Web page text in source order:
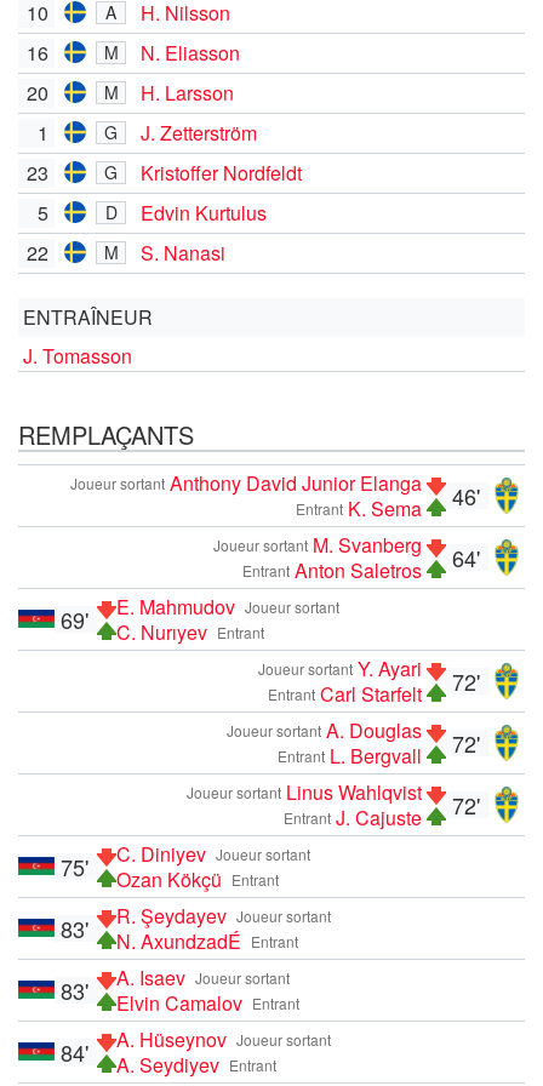
10 A
H. Nilsson
16
M
N. Eliasson
20
M
H. Larsson
1
G
J. Zetterström
23
G
Kristoffer Nordfeldt
5
D
Edvin Kurtulus
22
M S. Nanasi
ENTRAÎNEUR
J. Tomasson
REMPLAÇANTS
46'
Joueur sortant Anthony David Junior Elanga
Entrant K. Sema
64'
Joueur sortant M. Svanberg
Entrant Anton Saletros
Joueur sortant
E. Mahmudov
Entrant
C. Nurıyev
69'
72'
Joueur sortant Y. Ayari
Entrant Carl Starfelt
72'
Joueur sortant A. Douglas
Entrant L. Bergvall
72'
Joueur sortant Linus Wahlqvist
Entrant J. Cajuste
Joueur sortant
C. Diniyev
Entrant
Ozan Kökçü
75'
Joueur sortant
R. Şeydayev
Entrant
N. AxundzadÉ
83'
Joueur sortant
A. Isaev
Entrant
Elvin Camalov
83'
Joueur sortant
A. Hüseynov
Entrant
A. Seydiyev
84'